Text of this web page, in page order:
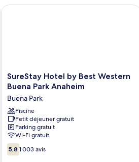
SureStay
Hotel
Best
Western
Buena
Park
Anaheim
Buena
Park
SureStay Hotel by Best Western
Buena Park Anaheim
Buena Park
Piscine
Petit déjeuner gratuit
Parking gratuit
Wi-Fi gratuit
5.8
sur
5,8 1 003 avis
SureStay Hotel by Best Western